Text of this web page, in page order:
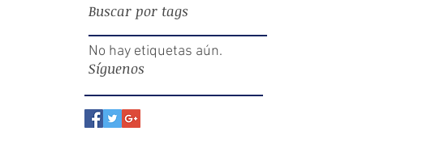
Buscar por tags
No hay etiquetas aún.
Síguenos